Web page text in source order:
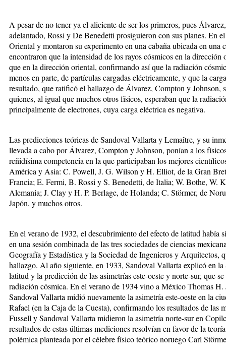
A pesar de no tener ya el aliciente de ser los primeros, pues
adelantado, Rossi y De Benedetti prosiguieron con sus planes. En
Oriental y montaron su experimento en una cabaña ubicada en una
encontraron que la intensidad de los rayos cósmicos en la dirección
que en la dirección oriental, confirmando así que la radiación
menos en parte, de partículas cargadas eléctricamente, y que la
resultado, que ratificó el hallazgo de Álvarez, Compton y Johnson,
quienes, al igual que muchos otros físicos, esperaban que la
principalmente de electrones, cuya carga eléctrica es negativa.
Las predicciones teóricas de Sandoval Vallarta y Lemaître, y su
llevada a cabo por Álvarez, Compton y Johnson, ponían a los
reñidísima competencia en la que participaban los mejores
América y Asia: C. Powell, J. G. Wilson y H. Elliot, de la Gran
Francia; E. Fermi, B. Rossi y S. Benedetti, de Italia; W. Bothe, W.
Alemania; J. Clay y H. P. Berlage, de Holanda; C. Störmer, de
Japón, y muchos otros.
En el verano de 1932, el descubrimiento del efecto de latitud había
en una sesión combinada de las tres sociedades de ciencias
Geografía y Estadística y la Sociedad de Ingenieros y Arquitectos,
hallazgo. Al año siguiente, en 1933, Sandoval Vallarta explicó en
latitud y la predicción de las asimetrías este-oeste y norte-sur, que
radiación cósmica. En el verano de 1934 vino a México Thomas
Sandoval Vallarta midió nuevamente la asimetría este-oeste en la
Rafael (en la Caja de la Cuesta), confirmando los resultados de las
Fussell y Sandoval Vallarta midieron la asimetría norte-sur en
resultados de estas últimas mediciones resolvían en favor de la
polémica planteada por el célebre físico teórico noruego Carl